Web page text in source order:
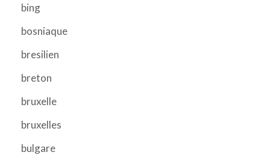
bing
bosniaque
bresilien
breton
bruxelle
bruxelles
bulgare